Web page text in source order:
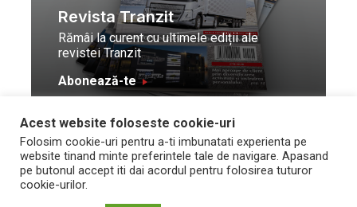
Revista Tranzit
Rămâi la curent cu ultimele ediții ale
revistei Tranzit
Abonează-te
© Toate drepturile
rezervate Trafic Media
2026
Design by
and development by Neo
Vision Technologies
Acest website foloseste cookie-uri
Folosim cookie-uri pentru a-ti imbunatati experienta pe
website tinand minte preferintele tale de navigare. Apasand
pe butonul accept iti dai acordul pentru folosirea tuturor
cookie-urilor.